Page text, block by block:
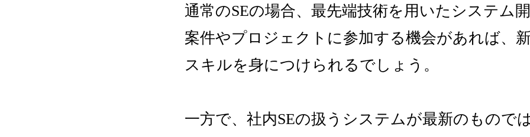
通常のSEの場合、最先端技術を用いたシステム
案件やプロジェクトに参加する機会があれば、
スキルを身につけられるでしょう。
一方で、社内SEの扱うシステムが最新のもので